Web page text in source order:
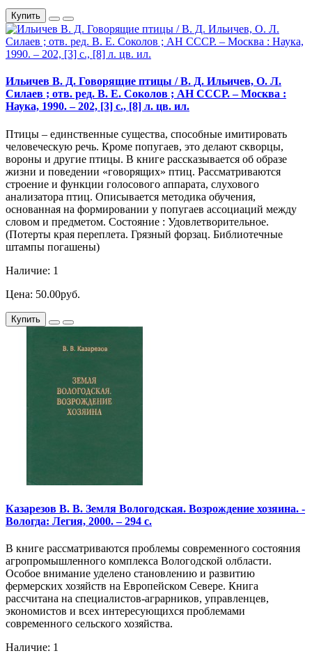
Купить
Ильичев В. Д. Говорящие птицы / В. Д. Ильичев, О. Л.
Силаев ; отв. ред. В. Е. Соколов ; АН СССР. – Москва :
Наука, 1990. – 202, [3] с., [8] л. цв. ил.
Птицы – единственные существа, способные имитировать
человеческую речь. Кроме попугаев, это делают скворцы,
вороны и другие птицы. В книге рассказывается об образе
жизни и поведении «говорящих» птиц. Рассматриваются
строение и функции голосового аппарата, слухового
анализатора птиц. Описывается методика обучения,
основанная на формировании у попугаев ассоциаций между
словом и предметом. Состояние : Удовлетворительное.
(Потерты края переплета. Грязный форзац. Библиотечные
штампы погашены)
Наличие: 1
Цена: 50.00руб.
Купить
Казарезов В. В. Земля Вологодская. Возрождение хозяина. -
Вологда: Легия, 2000. – 294 с.
В книге рассматриваются проблемы современного состояния
агропромышленного комплекса Вологодской олбласти.
Особое внимание уделено становлению и развитию
фермерских хозяйств на Европейском Севере. Книга
рассчитана на специалистов-аграрников, управленцев,
экономистов и всех интересующихся проблемами
современного сельского хозяйства.
Наличие: 1